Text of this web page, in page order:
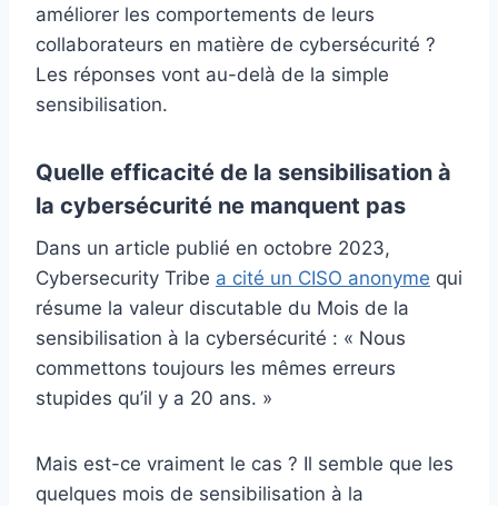
améliorer les comportements de leurs
collaborateurs en matière de cybersécurité ?
Les réponses vont au-delà de la simple
sensibilisation.
Quelle efficacité de la sensibilisation à
la cybersécurité ne manquent pas
Dans un article publié en octobre 2023,
Cybersecurity Tribe a cité un CISO anonyme qui
résume la valeur discutable du Mois de la
sensibilisation à la cybersécurité : « Nous
commettons toujours les mêmes erreurs
stupides qu’il y a 20 ans. »
Mais est-ce vraiment le cas ? Il semble que les
quelques mois de sensibilisation à la